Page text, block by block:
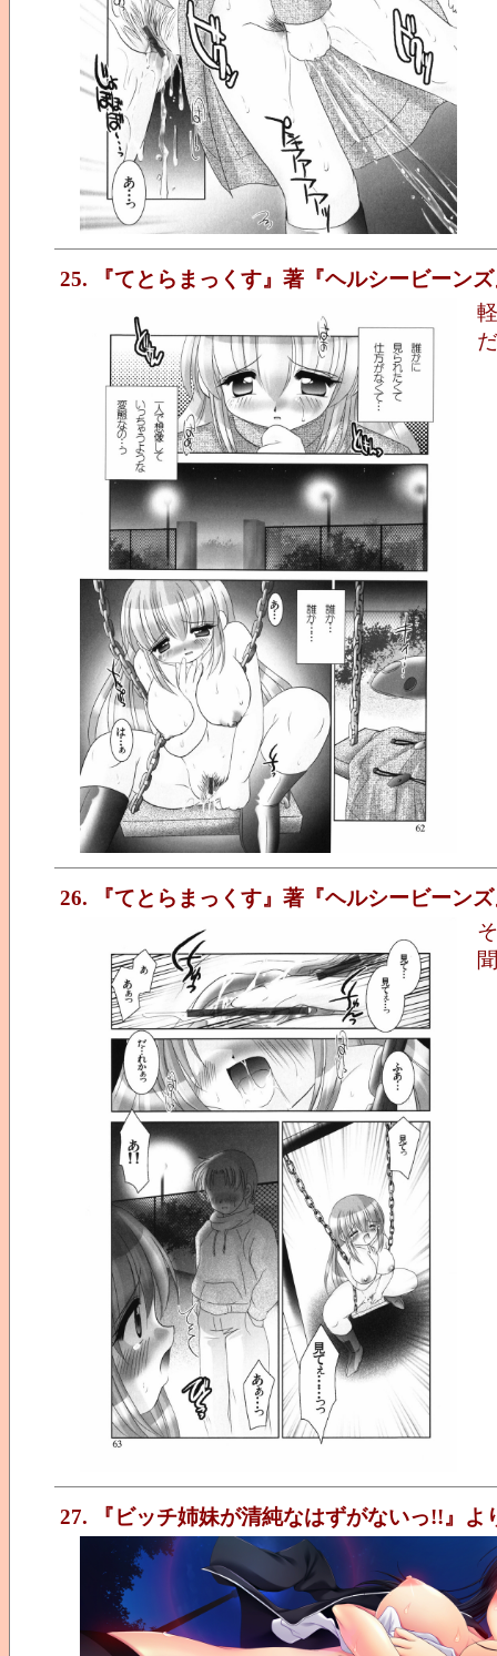
25. 『てとらまっくす』著『ヘルシービーン
26. 『てとらまっくす』著『ヘルシービーン
27. 『ビッチ姉妹が清純なはずがないっ!!』よ